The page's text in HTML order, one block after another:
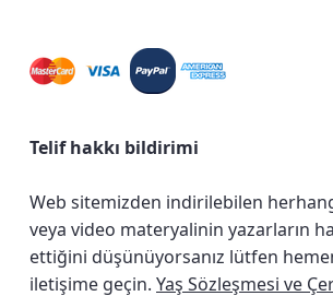
Telif hakkı bildirimi
Web sitemizden indirilebilen
veya video materyalinin yazarların
ettiğini düşünüyorsanız lütfen
iletişime geçin. Yaş Sözleşmesi ve